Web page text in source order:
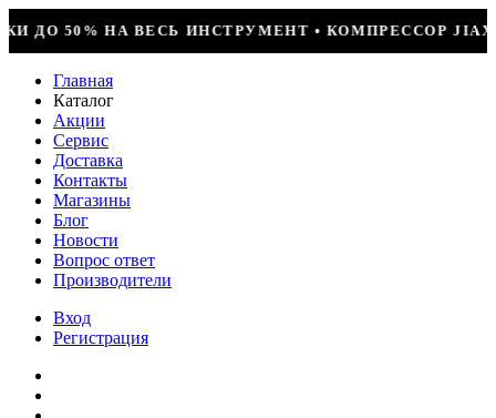
• КОМПРЕССОР JIAXIPERA T1114YB, 170ВТ, R-
Главная
Каталог
Акции
Сервис
Доставка
Контакты
Магазины
Блог
Новости
Вопрос ответ
Производители
Вход
Регистрация